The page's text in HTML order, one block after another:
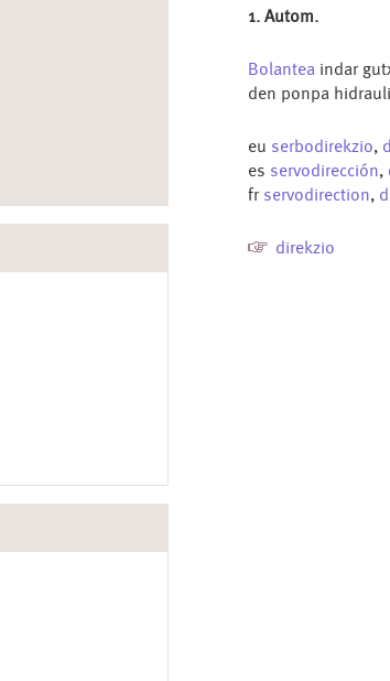
1. Autom.
Bolantea indar
den ponpa
eu serbodirekzio,
es servodirección,
fr servodirection,
direkzio